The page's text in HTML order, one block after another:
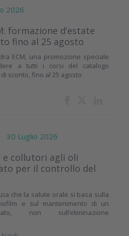
2026
formazione d’estate
fino al 25 agosto
ECM, una promozione speciale
a tutti i corsi del catalogo
sconto, fino al 25 agosto
30 Luglio 2026
e collutori agli oli
per il controllo del
che la salute orale si basa sulla
e sul mantenimento di un
non sull’eliminazione